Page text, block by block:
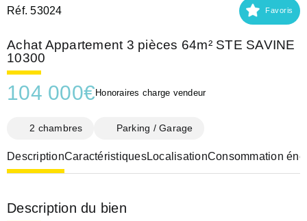
Réf. 53024 Favoris
Achat Appartement 3 pièces 64m² STE SAVINE
10300
104 000€ Honoraires charge vendeur
2 chambres Parking / Garage
DescriptionCaractéristiquesLocalisationConsommation
Description du bien